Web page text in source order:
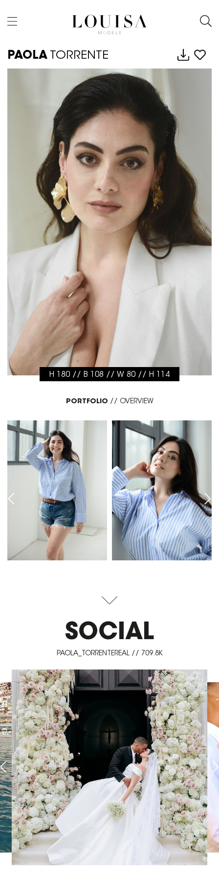
PAOLA TORRENTE
H 180 // B 108 // W 80 // H 114
PORTFOLIO // OVERVIEW
SOCIAL
PAOLA_TORRENTEREAL // 709.8K